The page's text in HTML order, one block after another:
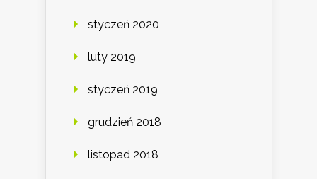
styczeń 2020
luty 2019
styczeń 2019
grudzień 2018
listopad 2018